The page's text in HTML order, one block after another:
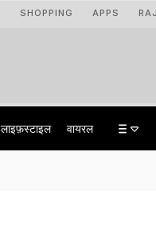
SHOPPING APPS
लाइफ़स्टाइल वायरल